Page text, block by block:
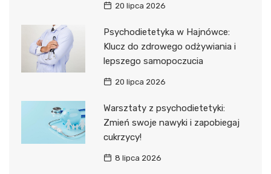
20 lipca 2026
Psychodietetyka w Hajnówce:
Klucz do zdrowego odżywiania i
lepszego samopoczucia
20 lipca 2026
Warsztaty z psychodietetyki:
Zmień swoje nawyki i zapobiegaj
cukrzycy!
8 lipca 2026